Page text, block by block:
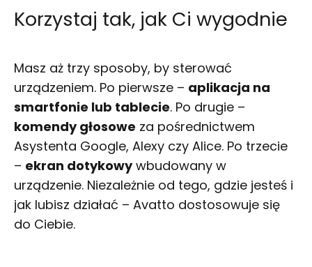
Korzystaj tak, jak Ci wygodnie
Masz aż trzy sposoby, by sterować
urządzeniem. Po pierwsze – aplikacja na
smartfonie lub tablecie. Po drugie –
komendy głosowe za pośrednictwem
Asystenta Google, Alexy czy Alice. Po trzecie
– ekran dotykowywbudowany w
urządzenie. Niezależnie od tego, gdzie jesteś i
jak lubisz działać – Avatto dostosowuje się
do Ciebie.